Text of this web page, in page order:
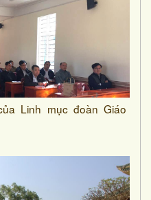
Linh mục đoàn Giáo